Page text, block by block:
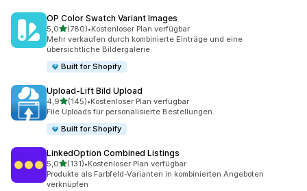
OP Color Swatch Variant Images
5,0von 5 Sternen
(780)
780 Rezensionen insgesamt
•Kostenloser Plan verfügbar
Mehr verkaufen durch kombinierte Einträge und eine
übersichtliche Bildergalerie
Built for Shopify
Upload‑Lift Bild Upload
4,9von 5 Sternen
(145)
145 Rezensionen insgesamt
•Kostenloser Plan verfügbar
File Uploads für personalisierte Bestellungen.
Built for Shopify
LinkedOption Combined Listings
5,0von 5 Sternen
(131)
131 Rezensionen insgesamt
•Kostenloser Plan verfügbar
Produkte als Farbfeld-Varianten in kombinierten Angeboten
verknüpfen